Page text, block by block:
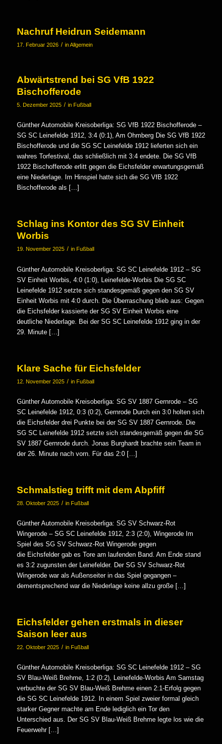
Nachruf Heidrun Seidemann
17. Februar 2026 / inAllgemein
Abwärtstrend bei SG VfB 1922
Bischofferode
5. Dezember 2025 / in Fußball
Günther Automobile Kreisoberliga: SG VfB 1922 Bischofferode –
SG SC Leinefelde 1912, 3:4 (0:1), Am Ohmberg Die SG VfB 1922
Bischofferode und die SG SC Leinefelde 1912 lieferten sich ein
wahres Torfestival, das schließlich mit 3:4 endete. Die SG VfB
1922 Bischofferode erlitt gegen die Eichsfelder erwartungsgemäß
eine Niederlage. Im Hinspiel hatte sich die SG VfB 1922
Bischofferode als […]
Schlag ins Kontor des SG SV Einheit
Worbis
19. November 2025 / in Fußball
Günther Automobile Kreisoberliga: SG SC Leinefelde 1912 – SG
SV Einheit Worbis, 4:0 (1:0), Leinefelde-Worbis Die SG SC
Leinefelde 1912 setzte sich standesgemäß gegen den SG SV
Einheit Worbis mit 4:0 durch. Die Überraschung blieb aus: Gegen
die Eichsfelder kassierte der SG SV Einheit Worbis eine
deutliche Niederlage. Bei der SG SC Leinefelde 1912 ging in der
29. Minute […]
Klare Sache für Eichsfelder
12. November 2025 / in Fußball
Günther Automobile Kreisoberliga: SG SV 1887 Gernrode – SG
SC Leinefelde 1912, 0:3 (0:2), Gernrode Durch ein 3:0 holten sich
die Eichsfelder drei Punkte bei der SG SV 1887 Gernrode. Die
SG SC Leinefelde 1912 setzte sich standesgemäß gegen die SG
SV 1887 Gernrode durch. Jonas Burghardt brachte sein Team in
der 26. Minute nach vorn. Für das 2:0 […]
Schmalstieg trifft mit dem Abpfiff
28. Oktober 2025 / in Fußball
Günther Automobile Kreisoberliga: SG SV Schwarz-Rot
Wingerode – SG SC Leinefelde 1912, 2:3 (2:0), Wingerode Im
Spiel des SG SV Schwarz-Rot Wingerode gegen
die Eichsfelder gab es Tore am laufenden Band. Am Ende stand
es 3:2 zugunsten der Leinefelder. Der SG SV Schwarz-Rot
Wingerode war als Außenseiter in das Spiel gegangen –
dementsprechend war die Niederlage keine allzu große […]
Eichsfelder gehen erstmals in dieser
Saison leer aus
22. Oktober 2025 / in Fußball
Günther Automobile Kreisoberliga: SG SC Leinefelde 1912 – SG
SV Blau-Weiß Brehme, 1:2 (0:2), Leinefelde-Worbis Am Samstag
verbuchte der SG SV Blau-Weiß Brehme einen 2:1-Erfolg gegen
die SG SC Leinefelde 1912. In einem Spiel zweier formal gleich
starker Gegner machte am Ende lediglich ein Tor den
Unterschied aus. Der SG SV Blau-Weiß Brehme legte los wie die
Feuerwehr […]